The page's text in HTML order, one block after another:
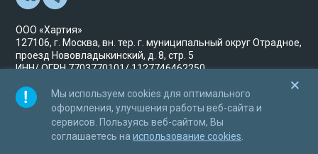
ООО «Хартия»
127106, г. Москва, вн. тер. г. муниципальный округ Отрадное,
проезд Нововладыкинский, д. 8, стр. 5
ИНН/ ОГРН 7703770101/ 1127746462250
© Хартия Исключительные права принадлежат
ООО«Хартия» и охраняются в соответствии с
законодательством Российской Федерации. 2017 год
Мы используем cookies для оптимального
оформления, улучшения работы веб-сайта и
сервисов. Пользуясь веб-сайтом, Вы
соглашаетесь наиспользование cookies